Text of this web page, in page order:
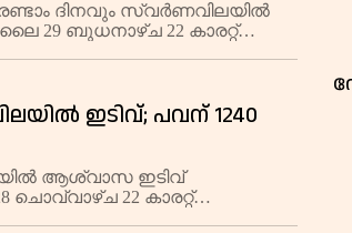
ദിനവും സ്വർണവിലയിൽ
29 ബുധനാഴ്ച 22 കാരറ്റ്
ഇടിവ്; പവന് 1240
ആശ്വാസ ഇടിവ്
ചൊവ്വാഴ്ച 22 കാരറ്റ്